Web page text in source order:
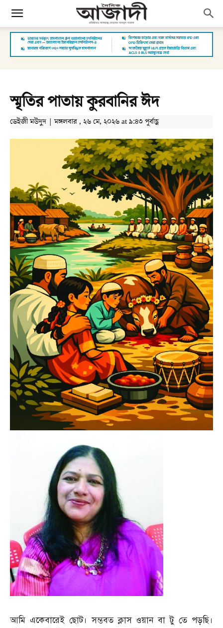
স্মৃতির পাতায় কুরবানির ঈদ
ডেইজী মউদুদ | মঙ্গলবার , ২৬ মে, ২০২৬ at ৯:৪৩ পূর্বাহ্ণ
আমি একেবারেই ছোট। সম্ভবত ক্লাস ওয়ান বা টু তে পড়ছি।